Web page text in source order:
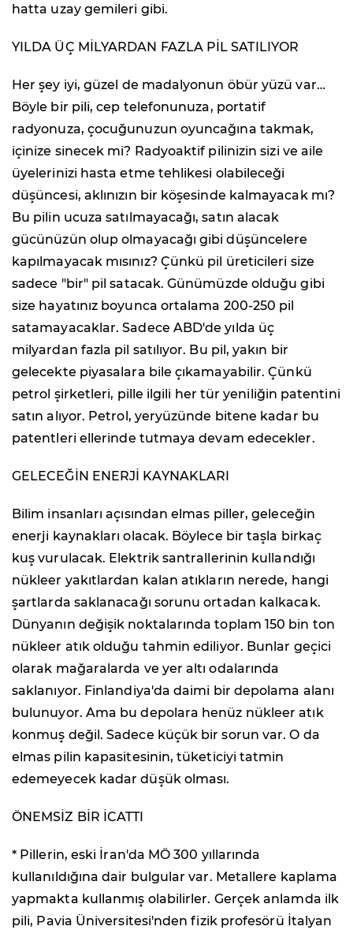
hatta uzay gemileri gibi.
YILDA ÜÇ MİLYARDAN FAZLA PİL SATILIYOR
Her şey iyi, güzel de madalyonun öbür yüzü var…
Böyle bir pili, cep telefonunuza, portatif
radyonuza, çocuğunuzun oyuncağına takmak,
içinize sinecek mi? Radyoaktif pilinizin sizi ve aile
üyelerinizi hasta etme tehlikesi olabileceği
düşüncesi, aklınızın bir köşesinde kalmayacak mı?
Bu pilin ucuza satılmayacağı, satın alacak
gücünüzün olup olmayacağı gibi düşüncelere
kapılmayacak mısınız? Çünkü pil üreticileri size
sadece "bir" pil satacak. Günümüzde olduğu gibi
size hayatınız boyunca ortalama 200-250 pil
satamayacaklar. Sadece ABD'de yılda üç
milyardan fazla pil satılıyor. Bu pil, yakın bir
gelecekte piyasalara bile çıkamayabilir. Çünkü
petrol şirketleri, pille ilgili her tür yeniliğin patentini
satın alıyor. Petrol, yeryüzünde bitene kadar bu
patentleri ellerinde tutmaya devam edecekler.
GELECEĞİN ENERJİ KAYNAKLARI
Bilim insanları açısından elmas piller, geleceğin
enerji kaynakları olacak. Böylece bir taşla birkaç
kuş vurulacak. Elektrik santrallerinin kullandığı
nükleer yakıtlardan kalan atıkların nerede, hangi
şartlarda saklanacağı sorunu ortadan kalkacak.
Dünyanın değişik noktalarında toplam 150 bin ton
nükleer atık olduğu tahmin ediliyor. Bunlar geçici
olarak mağaralarda ve yer altı odalarında
saklanıyor. Finlandiya'da daimi bir depolama alanı
bulunuyor. Ama bu depolara henüz nükleer atık
konmuş değil. Sadece küçük bir sorun var. O da
elmas pilin kapasitesinin, tüketiciyi tatmin
edemeyecek kadar düşük olması.
ÖNEMSİZ BİR İCATTI
* Pillerin, eski İran'da MÖ 300 yıllarında
kullanıldığına dair bulgular var. Metallere kaplama
yapmakta kullanmış olabilirler. Gerçek anlamda ilk
pili, Pavia Üniversitesi'nden fizik profesörü İtalyan